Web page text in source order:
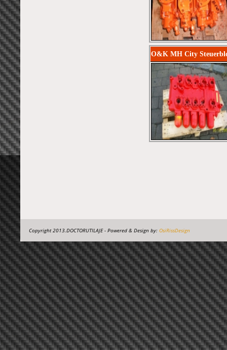
O&K MH City
Copyright 2013.DOCTORUTILAJE - Powered & Design by: OsiRissDesign